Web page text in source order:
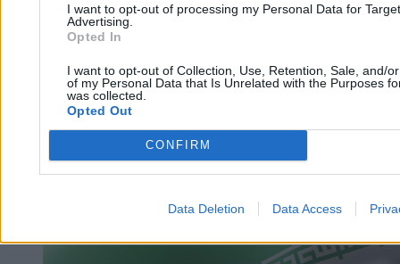
I want to opt-out of processing my Personal Data for
Advertising.
Opted In
I want to opt-out of Collection, Use, Retention, Sale, and/
of my Personal Data that Is Unrelated with the Purposes
was collected.
Opted Out
CONFIRM
Data Deletion Data Access
Koniec z „turystyką benzynową”. Słowacja
wprowadza ograniczenia
Paweł Żurek